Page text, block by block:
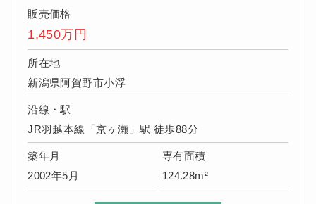
販売価格
1,450万円
所在地
新潟県阿賀野市小浮
沿線・駅
JR羽越本線「京ヶ瀬」駅 徒歩88分
築年月
2002年5月
専有面積
124.28m²